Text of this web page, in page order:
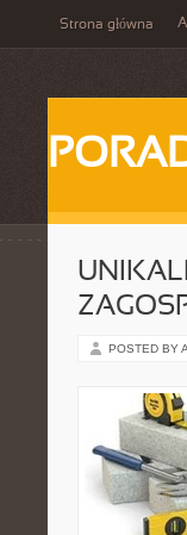
Strona główna
POSTED BY